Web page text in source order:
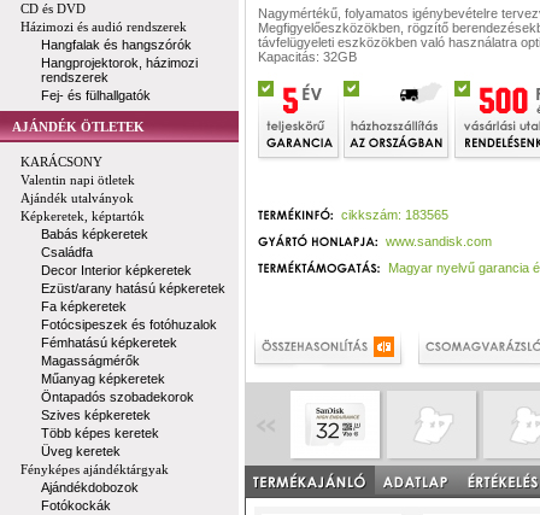
CD és DVD
Házimozi és audió rendszerek
Hangfalak és hangszórók
Hangprojektorok, házimozi
rendszerek
Fej- és fülhallgatók
AJÁNDÉK ÖTLETEK
KARÁCSONY
Valentin napi ötletek
Ajándék utalványok
Képkeretek, képtartók
Babás képkeretek
Családfa
Decor Interior képkeretek
Ezüst/arany hatású képkeretek
Fa képkeretek
Fotócsipeszek és fotóhuzalok
Fémhatású képkeretek
Magasságmérők
Műanyag képkeretek
Öntapadós szobadekorok
Szives képkeretek
Több képes keretek
Üveg keretek
Fényképes ajándéktárgyak
Ajándékdobozok
Fotókockák
Nagymértékű, folyamatos igénybevételre
Megfigyelőeszközökben, rögzítő
távfelügyeleti eszközökben való használatra
Kapacitás: 32GB
cikkszám: 183565
www.sandisk.com
Magyar nyelvű garancia